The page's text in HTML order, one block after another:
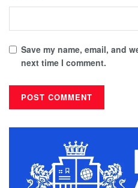
Save my name, email, and
next time I comment.